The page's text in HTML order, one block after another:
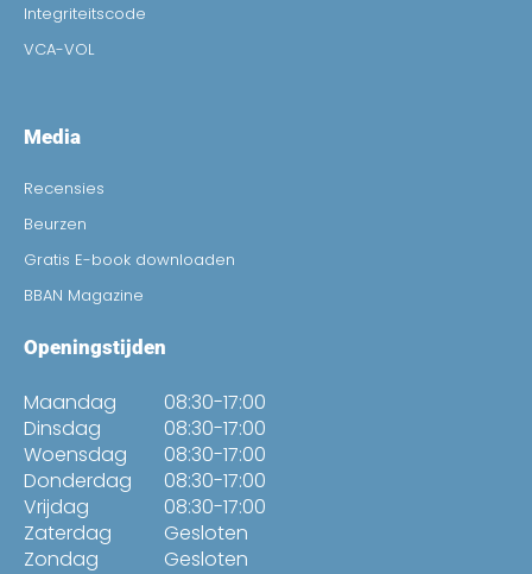
Integriteitscode
VCA-VOL
Media
Recensies
Beurzen
Gratis E-book downloaden
BBAN Magazine
Openingstijden
Maandag
Dinsdag
Woensdag
Donderdag
Vrijdag
Zaterdag
Zondag
08:30-17:00
08:30-17:00
08:30-17:00
08:30-17:00
08:30-17:00
Gesloten
Gesloten